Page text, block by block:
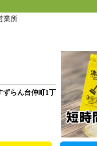
業所
ずらん台仲町1丁